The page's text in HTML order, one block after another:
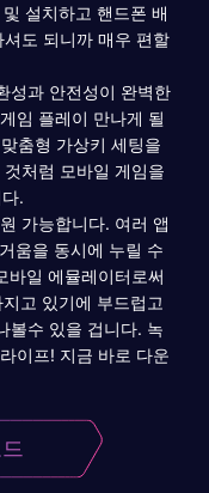
설치하고 핸드폰 배
도 되니까 매우 편할
성과 안전성이 완벽한
임 플레이 만나게 될
춤형 가상키 세팅을
처럼 모바일 게임을
.
가능합니다. 여러 앱
움을 동시에 누릴 수
바일 에뮬레이터로써
고 있기에 부드럽고
볼수 있을 겁니다. 녹
이프! 지금 바로 다운